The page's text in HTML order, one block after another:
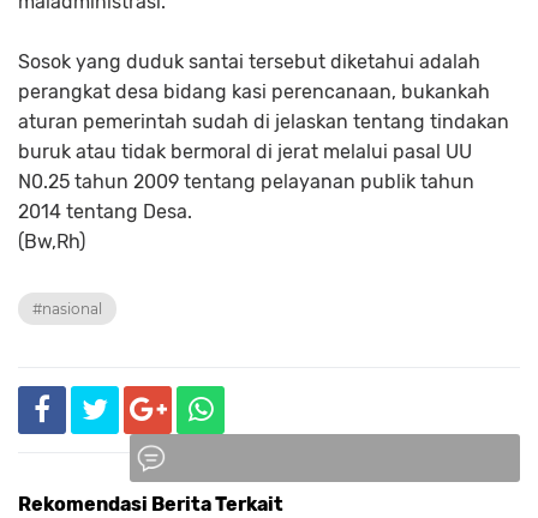
Sosok yang duduk santai tersebut diketahui adalah
perangkat desa bidang kasi perencanaan, bukankah
aturan pemerintah sudah di jelaskan tentang tindakan
buruk atau tidak bermoral di jerat melalui pasal UU
N0.25 tahun 2009 tentang pelayanan publik tahun
2014 tentang Desa.
(Bw,Rh)
#nasional
Rekomendasi Berita Terkait